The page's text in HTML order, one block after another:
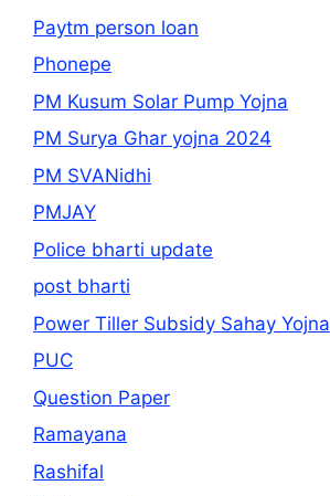
Paytm person loan
Phonepe
PM Kusum Solar Pump Yojna
PM Surya Ghar yojna 2024
PM SVANidhi
PMJAY
Police bharti update
post bharti
Power Tiller Subsidy Sahay Yojna
PUC
Question Paper
Ramayana
Rashifal